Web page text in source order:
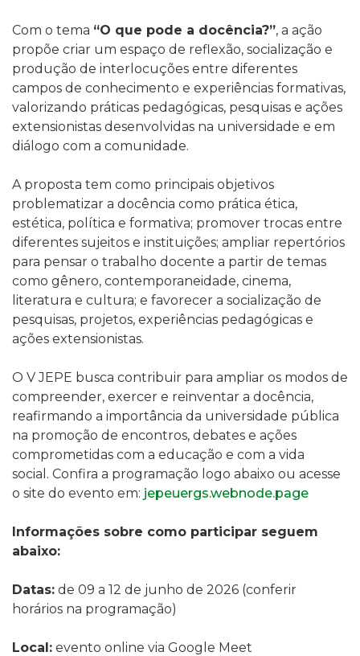
Com o tema “O que pode a docência?”, a ação
propõe criar um espaço de reflexão, socialização e
produção de interlocuções entre diferentes
campos de conhecimento e experiências formativas,
valorizando práticas pedagógicas, pesquisas e ações
extensionistas desenvolvidas na universidade e em
diálogo com a comunidade.
A proposta tem como principais objetivos
problematizar a docência como prática ética,
estética, política e formativa; promover trocas entre
diferentes sujeitos e instituições; ampliar repertórios
para pensar o trabalho docente a partir de temas
como gênero, contemporaneidade, cinema,
literatura e cultura; e favorecer a socialização de
pesquisas, projetos, experiências pedagógicas e
ações extensionistas.
O V JEPE busca contribuir para ampliar os modos de
compreender, exercer e reinventar a docência,
reafirmando a importância da universidade pública
na promoção de encontros, debates e ações
comprometidas com a educação e com a vida
social. Confira a programação logo abaixo ou acesse
o site do evento em: jepeuergs.webnode.page
Informações sobre como participar seguem
abaixo:
Datas: de 09 a 12 de junho de 2026 (conferir
horários na programação)
Local: evento online via Google Meet